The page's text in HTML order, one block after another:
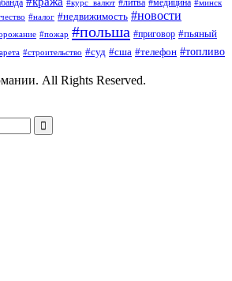
#курс_валют #литва #медицина #минск
#налог #недвижимость #новости
#пожар #польша #приговор #пьяный
#строительство #суд #сша #телефон #топливо
All Rights Reserved.